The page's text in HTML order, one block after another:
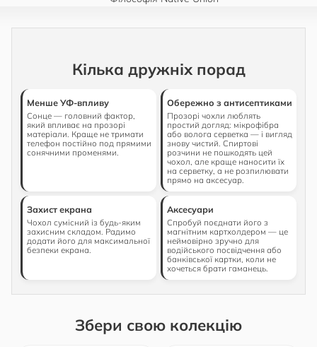
Кілька дружніх порад
Менше УФ-впливу
Сонце — головний фактор,
який впливає на прозорі
матеріали. Краще не тримати
телефон постійно под прямими
сонячними променями.
Обережно з антисептиками
Прозорі чохли люблять
простий догляд: мікрофібра
або волога серветка — і вигляд
знову чистий. Спиртові
розчини не пошкодять цей
чохол, але краще наносити їх
на серветку, а не розпилювати
прямо на аксесуар.
Захист екрана
Чохол сумісний із будь-яким
захисним складом. Радимо
додати його для максимальної
безпеки екрана.
Аксесуари
Спробуй поєднати його з
магнітним картхолдером — це
неймовірно зручно для
водійського посвідчення або
банківської картки, коли не
хочеться брати гаманець.
Збери свою колекцію